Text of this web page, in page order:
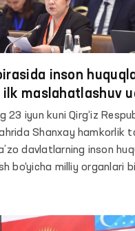
inson
ilk maslahatlashuv
23 iyun kuni Qirg‘iz
Shanxay hamkorlik
davlatlarning inson
bo‘yicha milliy organlari
uchrashuvi bo‘lib